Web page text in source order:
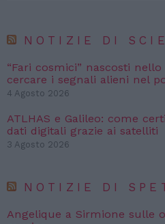
NOTIZIE DI
“Fari cosmici” nascosti
cercare i segnali alieni nel
4 Agosto 2026
ATLHAS e Galileo: come
dati digitali grazie ai satelliti
3 Agosto 2026
NOTIZIE DI
Angelique a Sirmione sulle